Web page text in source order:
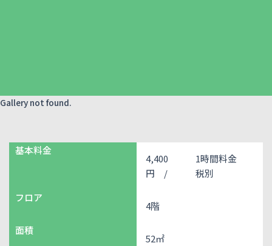
Gallery not found.
基本料金
4,400
円 /
1時間料金
税別
フロア
4階
面積
52㎡